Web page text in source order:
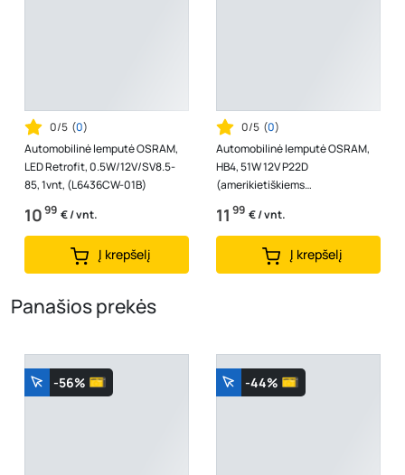
0/5 (0)
Automobilinė lemputė OSRAM,
LED Retrofit, 0.5W/12V/SV8.5-
85, 1vnt, (L6436CW-01B)
1099 € / vnt.
Į krepšelį
0/5 (0)
Automobilinė lemputė OSRAM,
HB4, 51W 12V P22D
(amerikietiškiems
automobiliams), 1vnt
11 99 € / vnt.
Į krepšelį
Panašios prekės
-56% -44%